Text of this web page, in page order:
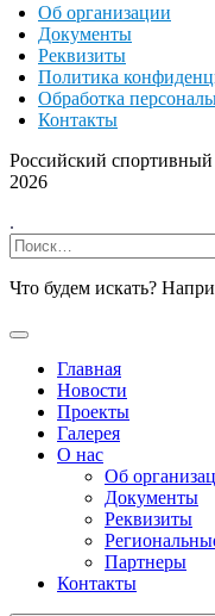
Об организации
Документы
Реквизиты
Политика
Обработка
Контакты
Российский
2026
.
Найти:
Что будем искать?
Главная
Новости
Проекты
Галерея
О нас
Об
Документы
Реквизиты
Партнеры
Контакты